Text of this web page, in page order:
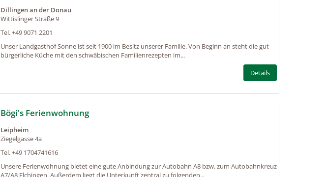
Dillingen an der Donau
Wittislinger Straße 9
Tel.+49 9071 2201
Unser Landgasthof Sonne ist seit 1900 im Besitz unserer Familie. Von Beginn an steht die gut
bürgerliche Küche mit den schwäbischen Familienrezepten im...
Details
Bögi's Ferienwohnung
Leipheim
Ziegelgasse 4a
Tel.+49 1704741616
Unsere Ferienwohnung bietet eine gute Anbindung zur Autobahn A8 bzw. zum Autobahnkreuz
A7/A8 Elchingen. Außerdem liegt die Unterkunft zentral zu folgenden...